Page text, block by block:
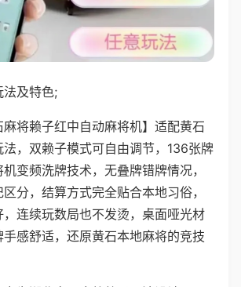
法及特色;
麻将赖子红中自动麻将机】适配黄石
法，双赖子模式可自由调节，136张牌
变频洗牌技术，无叠牌错牌情况，
分，结算方式完全贴合本地习俗，
连续玩数局也不发烫，桌面哑光材
感舒适，还原黄石本地麻将的竞技